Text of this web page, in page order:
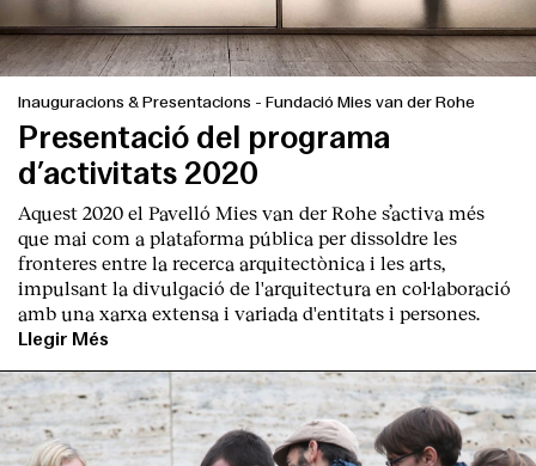
Inauguracions & Presentacions - Fundació Mies van der Rohe
Presentació del programa
d’activitats 2020
Aquest 2020 el Pavelló Mies van der Rohe s’activa més
que mai com a plataforma pública per dissoldre les
fronteres entre la recerca arquitectònica i les arts,
impulsant la divulgació de l'arquitectura en col·laboració
amb una xarxa extensa i variada d'entitats i persones.
Llegir Més